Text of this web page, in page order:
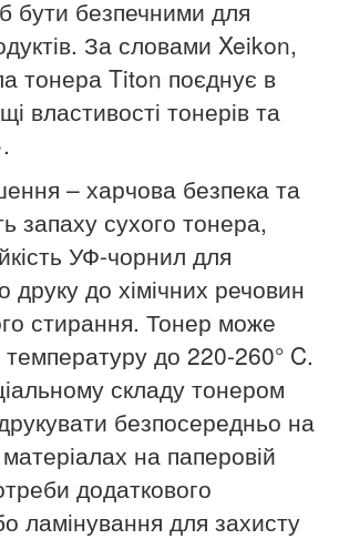
бути безпечними для
За словами Xeikon,
тонера Titon поєднує в
властивості тонерів та
– харчова безпека та
запаху сухого тонера,
УФ-чорнил для
друку до хімічних речовин
стирання. Тонер може
до 220-260° C.
складу тонером
безпосередньо на
на паперовій
додаткового
ламінування для захисту